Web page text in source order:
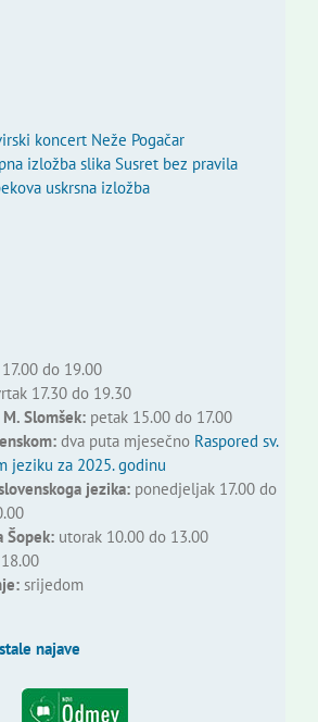
koncert Neže Pogačar
izložba slika Susret bez pravila
uskrsna izložba
do 19.00
17.30 do 19.30
Slomšek:petak 15.00 do 17.00
dva puta mjesečno Raspored sv.
jeziku za 2025. godinu
jezika:ponedjeljak 17.00 do
Šopek:utorak 10.00 do 13.00
srijedom
najave